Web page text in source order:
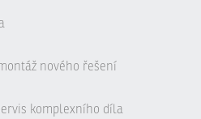
nového řešení
komplexního díla